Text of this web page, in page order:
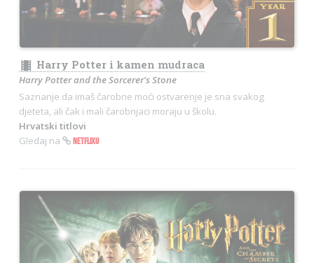
theaters Harry Potter i kamen mudraca
Harry Potter and the Sorcerer's Stone
Saznanje da imaš čarobne moći ostvarenje je sna svakog
djeteta, ali čak i mali čarobnjaci moraju u školu.
Hrvatski titlovi
Gledaj na
NETFLIXU